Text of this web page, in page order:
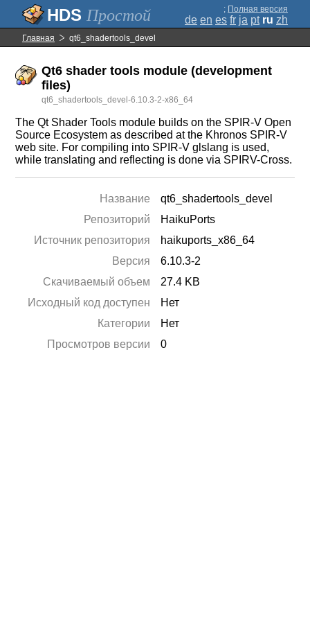
Простой ; Полная версия
de en es fr ja pt ru zh
Главная qt6_shadertools_devel
Qt6 shader tools module (development
files)
qt6_shadertools_devel-6.10.3-2-x86_64
The Qt Shader Tools module builds on the SPIR-V Open
Source Ecosystem as described at the Khronos SPIR-V
web site. For compiling into SPIR-V glslang is used,
while translating and reflecting is done via SPIRV-Cross.
Название
qt6_shadertools_devel
Репозиторий
HaikuPorts
Источник репозитория
haikuports_x86_64
Версия
6.10.3-2
Скачиваемый объем
27.4 KB
Исходный код доступен
Нет
Категории
Нет
Просмотров версии
0